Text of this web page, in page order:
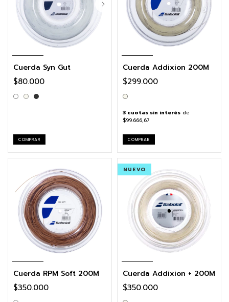
Cuerda Syn Gut
$80.000
COMPRAR
Cuerda Addixion 200M
$299.000
3 cuotas sin interés de
$99.666,67
COMPRAR
Cuerda RPM Soft 200M
$350.000
NUEVO
Cuerda Addixion + 200M
$350.000